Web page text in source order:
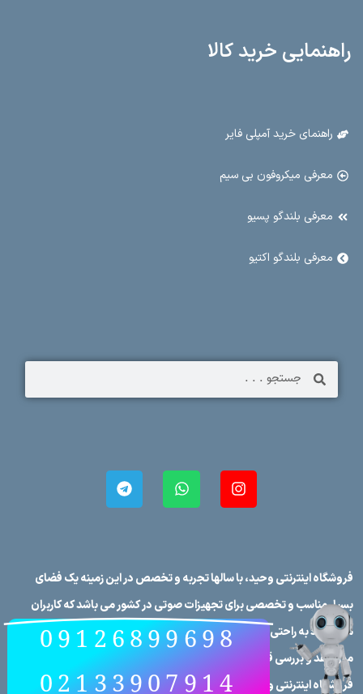
راهنمایی خرید کالا
راهنمای خرید آمپلی فایر
معرفی میکروفون بی سیم
معرفی بلندگو پسیو
معرفی بلندگو اکتیو
فروشگاه اینترنتی وحید، با سالها تجربه و تخصص در این زمینه یک فضای
بسیار مناسب و تخصصی برای تجهیزات صوتی در کشور می باشد که کاربران
می توانند به راحتی برندهای صوتی در کشور را در فروشگاه اینترنتی وحید
مورد نقد و بررسی قرار دهند، علاوه بر این که تمامی محصولات در
فروشگاه اینترنتی وحید دارای مشخصات فنی کامل می‌باشند
09126899698
02133907914